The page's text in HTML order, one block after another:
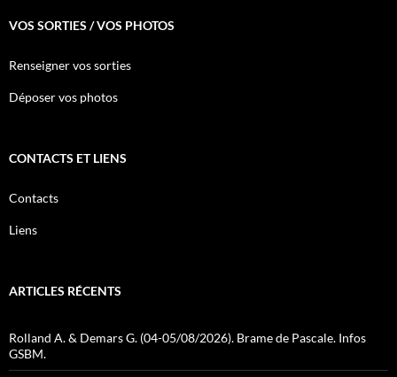
VOS SORTIES / VOS PHOTOS
Renseigner vos sorties
Déposer vos photos
CONTACTS ET LIENS
Contacts
Liens
ARTICLES RÉCENTS
Rolland A. & Demars G. (04-05/08/2026). Brame de Pascale. Infos
GSBM.